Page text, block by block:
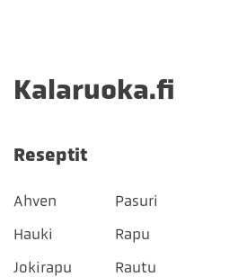
Kalaruoka.fi
Reseptit
Ahven
Hauki
Jokirapu
Pasuri
Rapu
Rautu